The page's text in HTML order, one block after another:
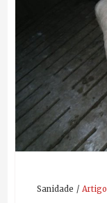
Sanidade Artigo